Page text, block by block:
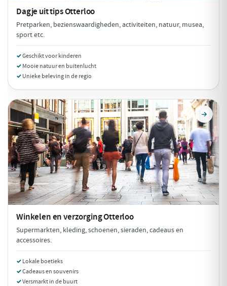
Dagje uit tipsOtterloo
Pretparken, bezienswaardigheden, activiteiten, natuur, musea,
sport etc.
Geschikt voor kinderen
Mooie natuur en buitenlucht
Unieke beleving in de regio
Winkelen en verzorgingOtterloo
Supermarkten, kleding, schoenen, sieraden, cadeaus en
accessoires.
Lokale boetieks
Cadeaus en souvenirs
Versmarkt in de buurt